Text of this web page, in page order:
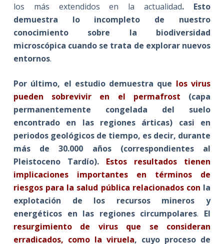
los más extendidos en la actualidad. Esto
demuestra lo incompleto de nuestro
conocimiento sobre la biodiversidad
microscópica cuando se trata de explorar nuevos
entornos.
Por último, el estudio demuestra que los virus
pueden sobrevivir en el permafrost (capa
permanentemente congelada del suelo
encontrado en las regiones árticas) casi en
periodos geológicos de tiempo, es decir, durante
más de 30.000 años (correspondientes al
Pleistoceno Tardío). Estos resultados tienen
implicaciones importantes en términos de
riesgos para la salud pública relacionados con la
explotación de los recursos mineros y
energéticos en las regiones circumpolares. El
resurgimiento de virus que se consideran
erradicados, como la viruela, cuyo proceso de